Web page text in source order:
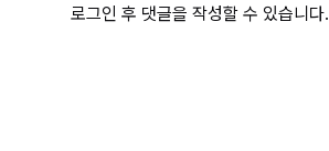
로그인 후 댓글을 작성할 수 있습니다.